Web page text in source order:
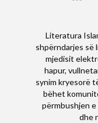
Literatura
shpërndarjes së
mjedisit
hapur,
synim kryesorë
bëhet
përmbushjen
dhe